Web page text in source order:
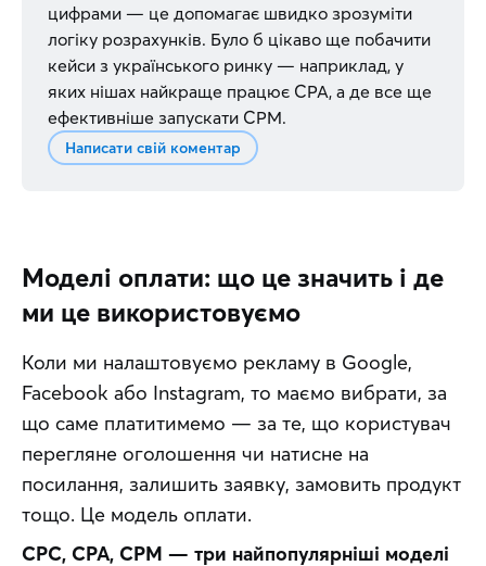
цифрами — це допомагає швидко зрозуміти
логіку розрахунків. Було б цікаво ще побачити
кейси з українського ринку — наприклад, у
яких нішах найкраще працює CPA, а де все ще
ефективніше запускати CPM.
Написати свій коментар
Моделі оплати: що це значить і де
ми це використовуємо
Коли ми налаштовуємо рекламу в Google,
Facebook або Instagram, то маємо вибрати, за
що саме платитимемо — за те, що користувач
перегляне оголошення чи натисне на
посилання, залишить заявку, замовить продукт
тощо. Це модель оплати.
CPC, CPA, CPM — три найпопулярніші моделі